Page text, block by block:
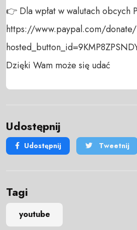
👉 Dla wpłat w walutach obcych
https://www.paypal.com/
Dzięki Wam może się udać
Udostępnij
Udostępnij Tweetnij
Tagi
youtube